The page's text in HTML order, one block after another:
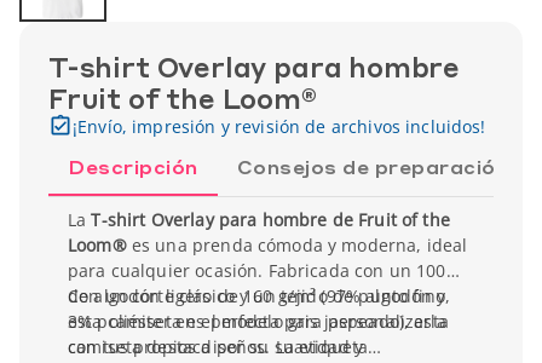
T-shirt Overlay para hombre
Fruit of the Loom®
¡Envío, impresión y revisión de archivos incluidos!
Descripción Consejos de preparación
LaT-shirt Overlay para hombre de Fruit of the
Loom®es una prenda cómoda y moderna, ideal
para cualquier ocasión. Fabricada con un 100%
de algodón ligero de 160 g/m² (97% algodón y
3% poliéster en el modelo gris jaspeado), esta
camiseta destaca por su suavidad y
Con un corte clásico y un tejido de punto fino,
esta camiseta es perfecta para personalizarla
con tus propios diseños. La etiqueta